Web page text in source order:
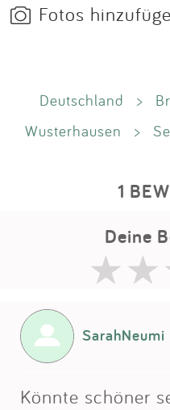
Fotos
Deutschland >
Wusterhausen
>
1
Deine
SarahNeumi
Könnte schöner